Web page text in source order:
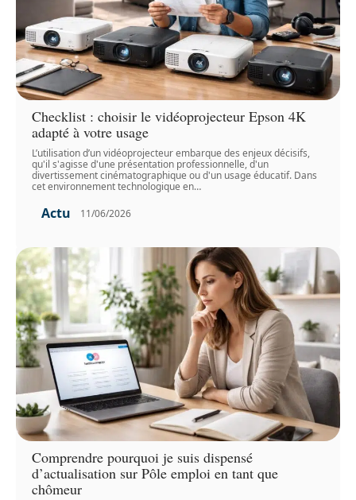
Checklist : choisir le vidéoprojecteur Epson 4K
adapté à votre usage
L’utilisation d’un vidéoprojecteur embarque des enjeux décisifs,
qu'il s'agisse d'une présentation professionnelle, d'un
divertissement cinématographique ou d'un usage éducatif. Dans
cet environnement technologique en…
Actu 11/06/2026
Comprendre pourquoi je suis dispensé
d’actualisation sur Pôle emploi en tant que
chômeur